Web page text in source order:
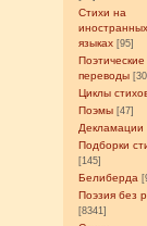
Стихи на
языках [95]
Поэтические
переводы
Циклы
Поэмы [47]
Декламации
Подборки
[145]
Белиберда
Поэзия без
[8341]